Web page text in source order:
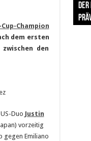
Cup-Champion
dem ersten
den
Duo Justin
vorzeitig
gegen Emiliano